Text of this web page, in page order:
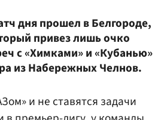
дня прошел в Белгороде,
привез лишь очко
с «Химками» и «Кубанью»
из Набережных Челнов.
и не ставятся задачи